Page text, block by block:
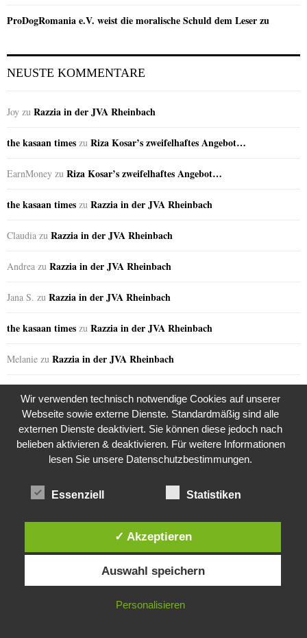
ProDogRomania e.V. weist die moralische Schuld dem Leser zu
NEUSTE KOMMENTARE
Joy zu Razzia in der JVA Rheinbach
the kasaan times zu Riza Kosar’s zweifelhaftes Angebot…
EarnMoney zu Riza Kosar’s zweifelhaftes Angebot…
the kasaan times zu Razzia in der JVA Rheinbach
Claudia zu Razzia in der JVA Rheinbach
Andrea zu Razzia in der JVA Rheinbach
Jana S. zu Razzia in der JVA Rheinbach
the kasaan times zu Razzia in der JVA Rheinbach
Melanie zu Razzia in der JVA Rheinbach
the kasaan timeszuRiza Kosar’s zweifelhaftes Angebot…
the kasaan times zuRiza Kosar’s zweifelhaftes Angebot…
the kasaan times Riza Kosar’s zweifelhaftes Angebot…
Riza Kosar’s zweifelhaftes Angebot…
Diese Website verwendet Cookies. Durch die weitere Nutzung dieser
Website stimmst du der Verwendung von Cookies zu.
IN ORDNUNG
Wir verwenden technisch notwendige Cookies auf unserer
Webseite sowie externe Dienste. Standardmäßig sind alle
externen Dienste deaktiviert. Sie können diese jedoch nach
belieben aktivieren & deaktivieren. Für weitere Informationen
lesen Sie unsere Datenschutzbestimmungen.
Essenziell Statistiken
✓ Akzeptieren
Auswahl speichern
Personalisieren